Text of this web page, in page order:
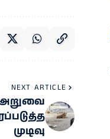
NEXT ARTICLE
அறுவை
முடிவு